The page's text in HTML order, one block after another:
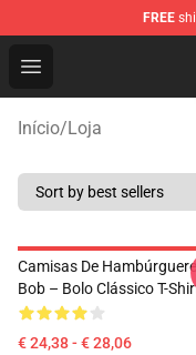
FREE
Open menu
Bob's Burgers
Início/Loja
Camisas De
Bob – Bolo Clássico T-
€ 24,38 - € 28,06